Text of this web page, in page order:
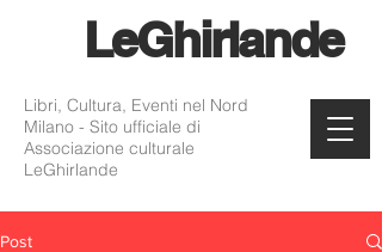
LeGhirlande
Libri, Cultura, Eventi nel Nord
Milano - Sito ufficiale di
Associazione culturale
LeGhirlande
Post